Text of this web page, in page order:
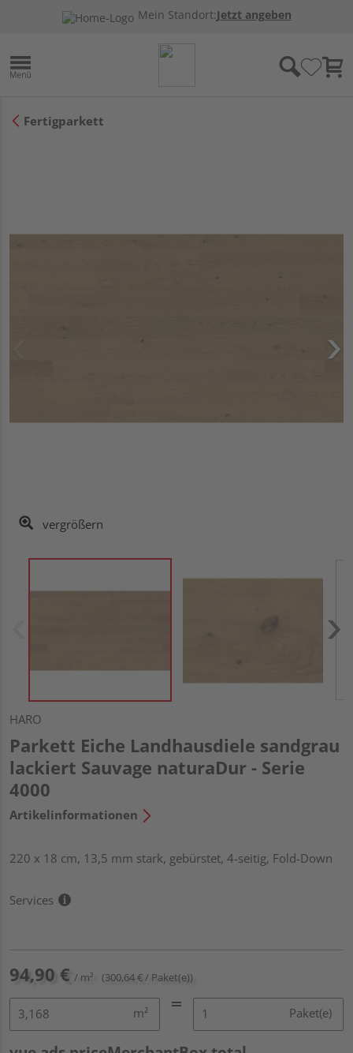
Mein Standort:Jetzt angeben
Fertigparkett
vergrößern
HARO
Parkett Eiche Landhausdiele sandgrau
lackiert Sauvage naturaDur - Serie
4000
Artikelinformationen
220 x 18 cm, 13,5 mm stark, gebürstet, 4-seitig, Fold-Down
Services
94,90 € / m² (300,64 € / Paket(e))
m² Paket(e)